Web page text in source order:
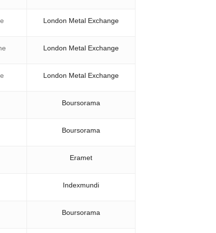
London Metal Exchange
London Metal Exchange
London Metal Exchange
Boursorama
Boursorama
Eramet
Indexmundi
Boursorama